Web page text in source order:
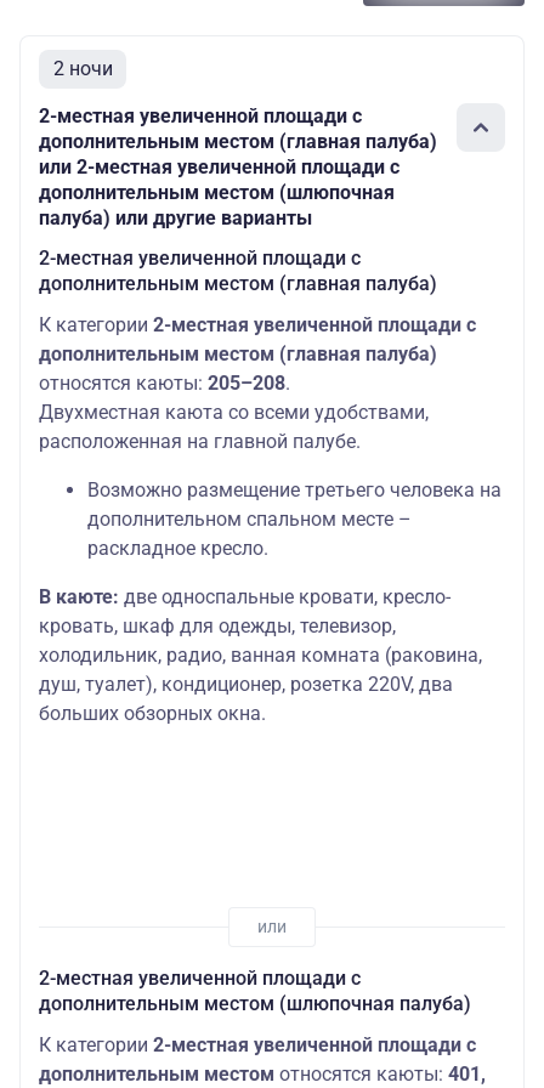
Дополнительных
Шлюпочная
палуба
Полулюкс
Основных мест:
2
2 ночи
2-местная увеличенной площади с
дополнительным местом (главная палуба)
или 2-местная увеличенной площади с
дополнительным местом (шлюпочная
палуба) или другие варианты
2-местная увеличенной площади с
дополнительным местом (главная палуба)
К категории 2-местная увеличенной площади с
дополнительным местом (главная палуба)
относятся каюты: 205–208.
Двухместная каюта со всеми удобствами,
расположенная на главной палубе.
Возможно размещение третьего человека на
дополнительном спальном месте –
раскладное кресло.
В каюте: две односпальные кровати, кресло-
кровать, шкаф для одежды, телевизор,
холодильник, радио, ванная комната (раковина,
душ, туалет), кондиционер, розетка 220V, два
больших обзорных окна.
2-местная увеличенной площади с
дополнительным местом (шлюпочная палуба)
К категории 2-местная увеличенной площади с
дополнительным местом относятся каюты: 401,